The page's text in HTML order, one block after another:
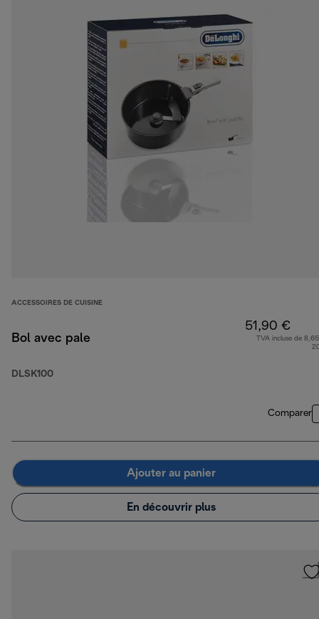
ACCESSOIRES DE CUISINE
Bol avec pale
DLSK100
51,90 €
TVA incluse de
Comparer
Ajouter au panier
En découvrir plus